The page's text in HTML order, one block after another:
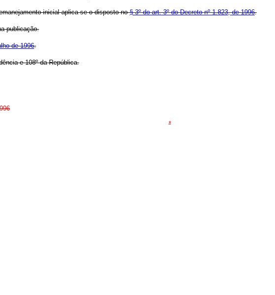
inicial aplica-se o disposto no§ 3º do art. 3º do Decreto nº 1.823, de 1996.
publicação.
de 1996.
e 108º da República.
*